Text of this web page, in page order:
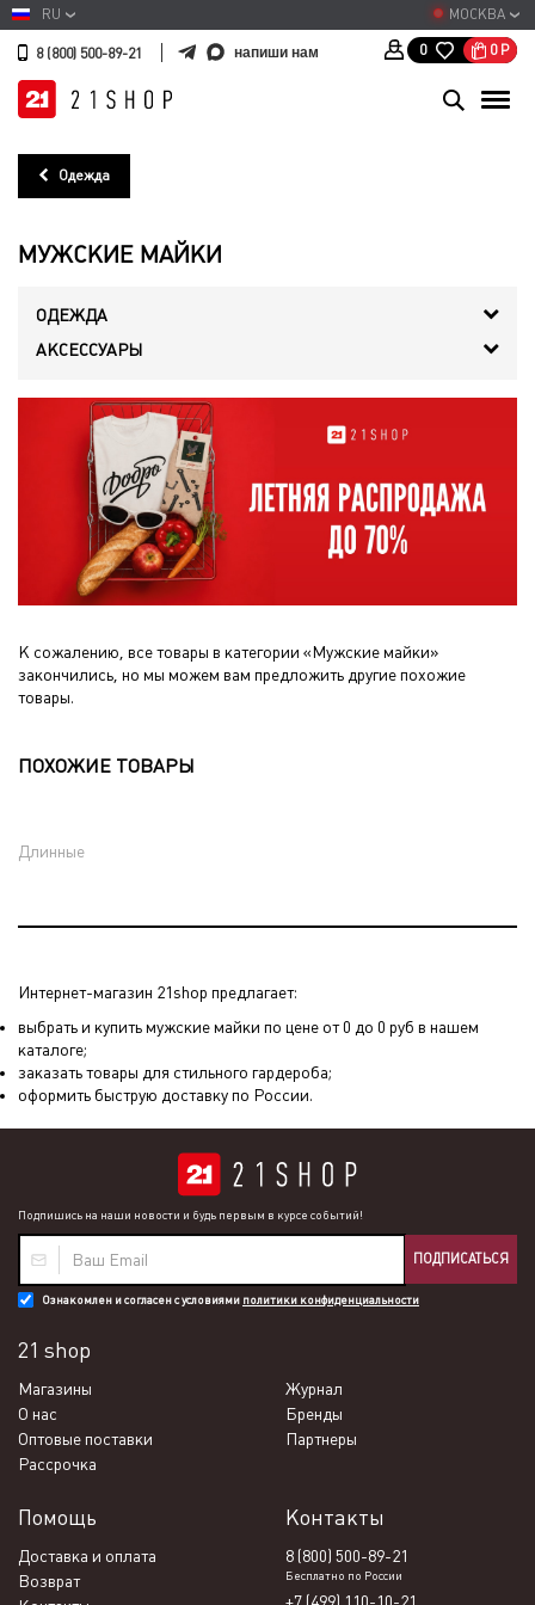
МОСКВА
RU
8 (800) 500-89-21 напиши нам 0 0 Р
Одежда
МУЖСКИЕ МАЙКИ
ОДЕЖДА
АКСЕССУАРЫ
К сожалению, все товары в категории «Мужские майки»
закончились, но мы можем вам предложить другие похожие
товары.
ПОХОЖИЕ ТОВАРЫ
Длинные
Интернет-магазин 21shop предлагает:
выбрать и купить мужские майки по цене от 0 до 0 руб в нашем
каталоге;
заказать товары для стильного гардероба;
оформить быструю доставку по России.
Подпишись на наши новости и будь первым в курсе событий!
ПОДПИСАТЬСЯ
Ознакомлен и согласен с условиями политики конфиденциальности
21 shop
Магазины
Журнал
О нас
Бренды
Оптовые поставки
Партнеры
Рассрочка
Помощь
Доставка и оплата
Возврат
Контакты
8 (800) 500-89-21
Бесплатно по России